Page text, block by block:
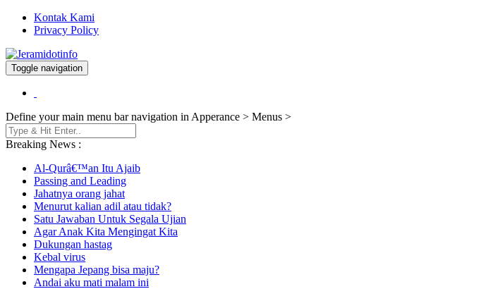
Kontak Kami
Privacy Policy
Jeramidotinfo
Berita dan Informasi Terkini
Toggle navigation
Define your main menu bar navigation in Apperance > Menus >
Breaking News :
Al-Qurâ€™an Itu Ajaib
Passing and Leading
Jahatnya orang jahat
Menurut kalian adil atau tidak?
Satu Jawaban Untuk Segala Ujian
Agar Anak Kita Mengingat Kita
Dukungan hastag
Kebal virus
Mengapa Jepang bisa maju?
Andai aku mati malam ini